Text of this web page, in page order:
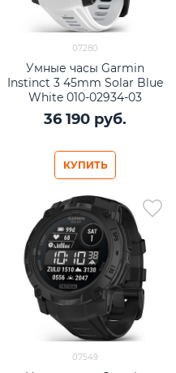
07280
Умные часы Garmin
Instinct 3 45mm Solar Blue
White 010-02934-03
36 190 руб.
КУПИТЬ
07549